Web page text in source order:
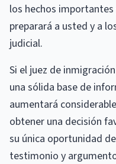
los hechos
preparará a usted y a
judicial.
Si el juez de
una sólida base de
aumentará
obtener una decisión
su única oportunidad
testimonio y